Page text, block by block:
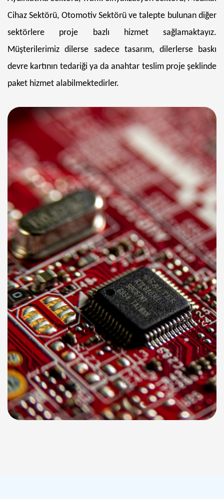
Cihaz Sektörü, Otomotiv Sektörü ve talepte bulunan diğer
sektörlere proje bazlı hizmet sağlamaktayız.
Müşterilerimiz dilerse sadece tasarım, dilerlerse baskı
devre kartının tedariği ya da anahtar teslim proje şeklinde
paket hizmet alabilmektedirler.